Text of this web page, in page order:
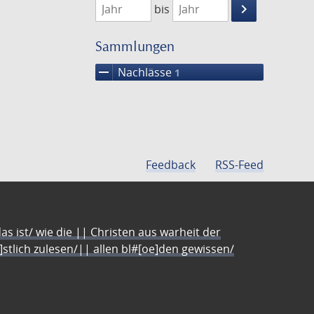
bis
keyboard_arrow_right
Suche
Sammlungen
remove Nachlässe 1
Feedback RSS-Feed
ist/ wie die || Christen aus warheit der
zulesen/|| allen bl#[oe]den gewissen/